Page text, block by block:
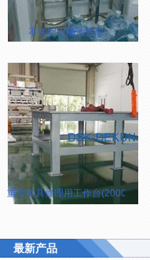
不锈钢水桶放置架
重型模具修理用工作台
最新产品